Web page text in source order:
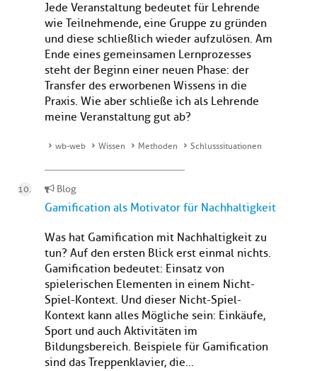
Jede Veranstaltung bedeutet für Lehrende
wie Teilnehmende, eine Gruppe zu gründen
und diese schließlich wieder aufzulösen. Am
Ende eines gemeinsamen Lernprozesses
steht der Beginn einer neuen Phase: der
Transfer des erworbenen Wissens in die
Praxis. Wie aber schließe ich als Lehrende
meine Veranstaltung gut ab?
wb-web Wissen Methoden Schlusssituationen
Blog
Gamification als Motivator für Nachhaltigkeit
Was hat Gamification mit Nachhaltigkeit zu
tun? Auf den ersten Blick erst einmal nichts.
Gamification bedeutet: Einsatz von
spielerischen Elementen in einem Nicht-
Spiel-Kontext. Und dieser Nicht-Spiel-
Kontext kann alles Mögliche sein: Einkäufe,
Sport und auch Aktivitäten im
Bildungsbereich. Beispiele für Gamification
sind das Treppenklavier, die...